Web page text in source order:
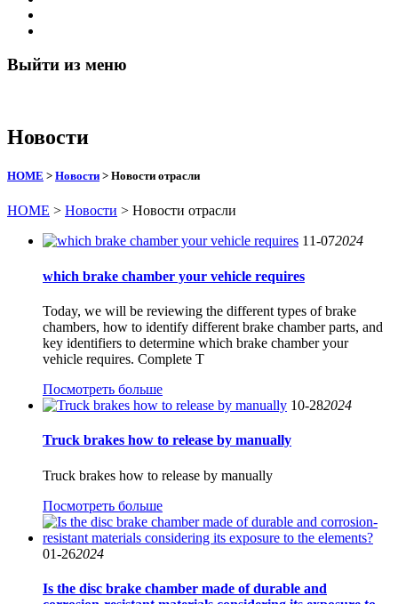
Выйти из меню
Новости
HOME > Новости > Новости отрасли
HOME > Новости > Новости отрасли
11-072024
which brake chamber your vehicle requires
Today, we will be reviewing the different types of brake
chambers, how to identify different brake chamber parts, and
key identifiers to determine which brake chamber your
vehicle requires. Complete T
Посмотреть больше
10-282024
Truck brakes how to release by manually
Truck brakes how to release by manually
Посмотреть больше
01-262024
Is the disc brake chamber made of durable and